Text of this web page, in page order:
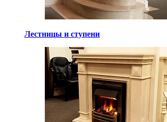
Лестницы и ступени